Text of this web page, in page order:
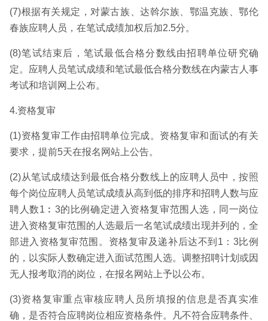
(7)根据有关规定，对蒙古族、达斡尔族、鄂温克族、鄂伦
春族应聘人员，在笔试成绩加权后加2.5分。
(8)笔试结束后，笔试最低合格分数线由招聘单位研究确
定。应聘人员笔试成绩和笔试最低合格分数线在内蒙古人事
考试和培训网上公布。
4.资格复审
(1)资格复审工作由招聘单位完成。资格复审和面试的有关
要求，提前5天在报名网站上公告。
(2)从笔试成绩达到最低合格分数线上的应聘人员中，按照
每个岗位应聘人员笔试成绩从高到低的排序和招聘人数与应
聘人数1︰3的比例确定进入资格复审范围人选，同一岗位
进入资格复审范围的人选最后一名笔试成绩出现并列的，全
部进入资格复审范围。资格复审及递补后达不到1：3比例
的，以实际人数确定进入面试范围人选。调整招聘计划或因
无人报考取消的岗位，在报名网站上予以公布。
(3)资格复审重点审核应聘人员所填报的信息是否真实准
确，是否符合应聘岗位相应资格条件。凡不符合应聘条件、